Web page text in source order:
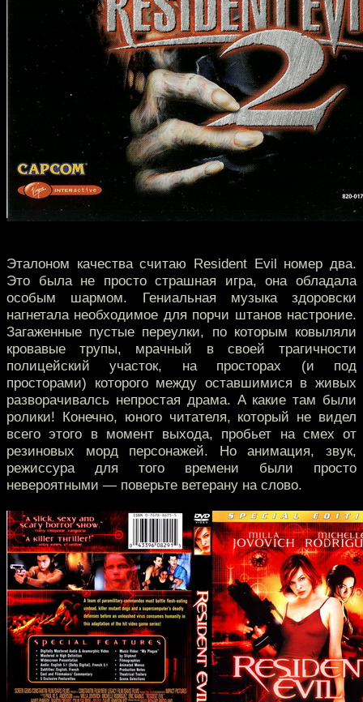
Эталоном качества считаю Resident Evil номер два.
Это была не просто страшная игра, она обладала
особым шармом. Гениальная музыка здоровски
нагнетала необходимое для порчи штанов настроние.
Загаженные пустые переулки, по которым ковыляли
кровавые трупы, мрачный в своей трагичности
полицейский участок, на просторах (и под
просторами) которого между оставшимися в живых
разворачивалсь непростая драма. А какие там были
ролики! Конечно, юного читателя, который не видел
всего этого в момент выхода, пробьет на смех от
резиновых морд персонажей. Но анимация, звук,
режиссура для того времени были просто
невероятными — поверьте ветерану на слово.